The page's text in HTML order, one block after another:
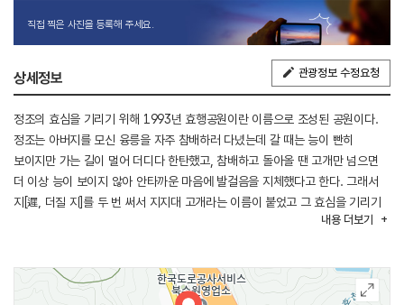
직접 찍은 사진을 등록해 주세요.
상세정보 관광정보 수정요청
정조의 효심을 기리기 위해 1993년 효행공원이란 이름으로 조성된 공원이다.
정조는 아버지를 모신 융릉을 자주 참배하러 다녔는데 갈 때는 능이 빤히
보이지만 가는 길이 멀어 더디다 한탄했고, 참배하고 돌아올 땐 고개만 넘으면
더 이상 능이 보이지 않아 안타까운 마음에 발걸음을 지체했다고 한다. 그래서
지[遲, 더질 지]를 두 번 써서 지지대 고개라는 이름이 붙었고 그 효심을 기리기
위해 만들어진 공원이다. 공원 안에는 프랑스군 참전비, 무궁화 터널, 어린이
노송지대가 잘 관리돼 있어 아름다운 숲길을 걷기 좋다. 광교산으로 연결되는
등산로가 있고 산책로와 쉼터가 있어 계절에 관계없이 시민들이 많이 찾는
내용 더보기